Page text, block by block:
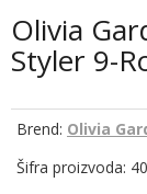
Olivia
Styler 9-
Brend: Olivia
Šifra proizvoda: